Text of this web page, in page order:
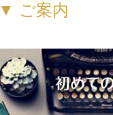
▼ ご案内